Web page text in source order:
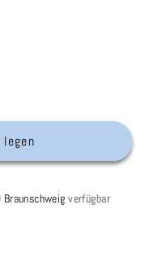
legen
verfügbar